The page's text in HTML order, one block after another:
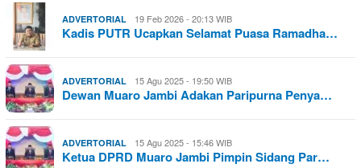
ADVERTORIAL 19 Feb 2026 - 20:13 WIB
Kadis PUTR Ucapkan Selamat Puasa Ramadha…
ADVERTORIAL 15 Agu 2025 - 19:50 WIB
Dewan Muaro Jambi Adakan Paripurna Penya…
ADVERTORIAL 15 Agu 2025 - 15:46 WIB
Ketua DPRD Muaro Jambi Pimpin Sidang Par…